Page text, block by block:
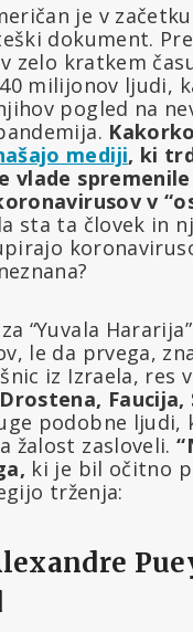
je v
dokument.
zelo kratkem
milijonov ljudi,
pogled na
mediji, ki
vlade
v
sta ta človek in
“Yuvala Hararija”
le da prvega,
iz Izraela, res
Faucija,
podobne ljudi,
žalost zasloveli.
ki je bil očitno
trženja: